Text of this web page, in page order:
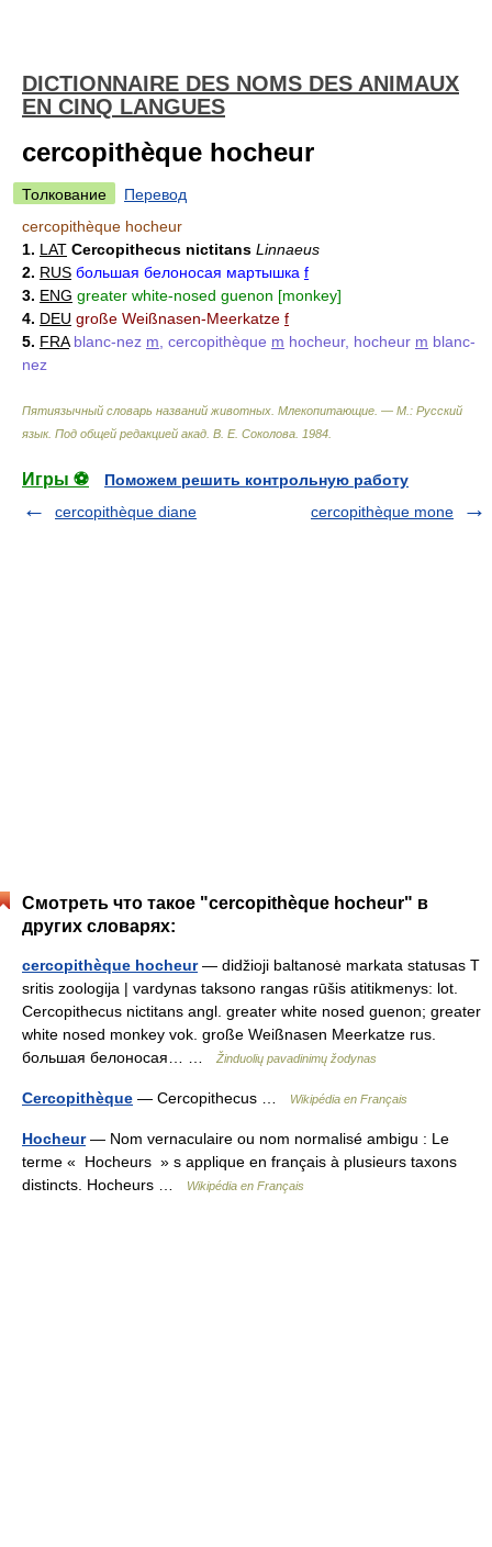
DICTIONNAIRE DES NOMS DES ANIMAUX
EN CINQ LANGUES
cercopithèque hocheur
Толкование
Перевод
cercopithèque hocheur
1. LAT Cercopithecus nictitans Linnaeus
2. RUS большая белоносая мартышка f
3. ENG greater white-nosed guenon [monkey]
4. DEU große Weißnasen-Meerkatze f
5. FRA blanc-nez m , cercopithèque m hocheur, hocheur m blanc-
nez
Пятиязычный словарь названий животных. Млекопитающие. — М.: Русский
язык. Под общей редакцией акад. В. Е. Соколова 1984
Игры ⚽
Поможем решить контрольную работу
cercopithèque diane
cercopithèque mone
Смотреть что такое "cercopithèque hocheur" в
других словарях:
cercopithèque hocheur— didžioji baltanosė markata statusas T
sritis zoologija | vardynas taksono rangas rūšis atitikmenys: lot.
Cercopithecus nictitans angl. greater white nosed guenon; greater
white nosed monkey vok. große Weißnasen Meerkatze rus.
большая белоносая… …
Žinduolių pavadinimų žodynas
Cercopithèque — Cercopithecus … Wikipédia en Français
Hocheur— Nom vernaculaire ou nom normalisé ambigu : Le
terme « Hocheurs » s applique en français à plusieurs taxons
distincts. Hocheurs …
Wikipédia en Français